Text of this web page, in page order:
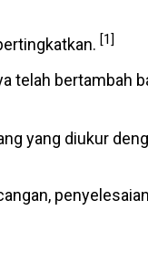
[1]
telah bertambah
yang diukur